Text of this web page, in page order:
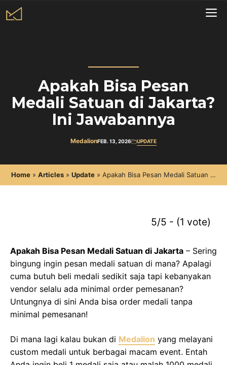
to
Apakah Bisa Pesan
Medali Satuan di Jakarta?
Ini Jawabannya
MedalionFEB. 13, 2026 UPDATE
Home » Articles » Update » Apakah Bisa Pesan Medali Satuan di
Jakarta? Ini Jawabannya
5/5 - (1 vote)
Apakah Bisa Pesan Medali Satuan di Jakarta – Sering
bingung ingin pesan medali satuan di mana? Apalagi
cuma butuh beli medali sedikit saja tapi kebanyakan
vendor selalu ada minimal order pemesanan?
Untungnya di sini Anda bisa order medali tanpa
minimal pemesanan!
Di mana lagi kalau bukan di Medalion yang melayani
custom medali untuk berbagai macam event. Entah